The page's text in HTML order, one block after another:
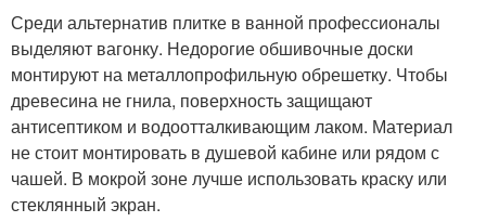
Среди альтернатив плитке в ванной профессионалы
выделяют вагонку. Недорогие обшивочные доски
монтируют на металлопрофильную обрешетку. Чтобы
древесина не гнила, поверхность защищают
антисептиком и водоотталкивающим лаком. Материал
не стоит монтировать в душевой кабине или рядом с
чашей. В мокрой зоне лучше использовать краску или
стеклянный экран.